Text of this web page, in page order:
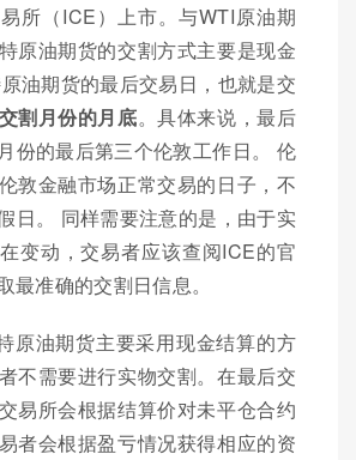
所（ICE）上市。与WTI原油期
原油期货的交割方式主要是现金
油期货的最后交易日，也就是交
交割月份的月底。具体来说，最后
份的最后第三个伦敦工作日。 伦
敦金融市场正常交易的日子，不
日。 同样需要注意的是，由于实
变动，交易者应该查阅ICE的官
最准确的交割日信息。
原油期货主要采用现金结算的方
不需要进行实物交割。在最后交
易所会根据结算价对未平仓合约
者会根据盈亏情况获得相应的资